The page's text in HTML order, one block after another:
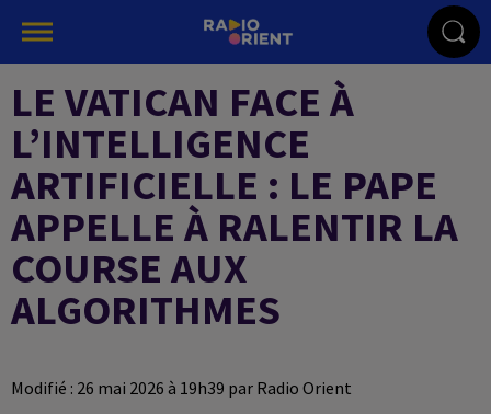
LE VATICAN FACE À
L’INTELLIGENCE
ARTIFICIELLE : LE PAPE
APPELLE À RALENTIR LA
COURSE AUX
ALGORITHMES
Modifié : 26 mai 2026 à 19h39 par Radio Orient